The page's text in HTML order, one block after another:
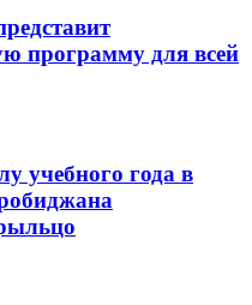
программу для всей
учебного года в